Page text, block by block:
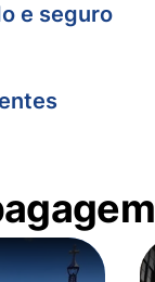
e seguro